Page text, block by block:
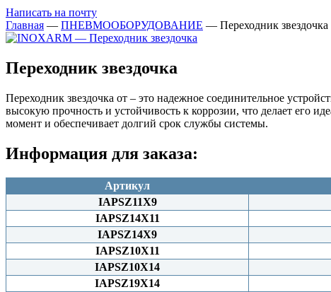
Написать на почту
Главная — ПНЕВМООБОРУДОВАНИЕ — Переходник звездочка
Переходник звездочка
Переходник звездочка от – это надежное соединительное
высокую прочность и устойчивость к коррозии, что делает его
момент и обеспечивает долгий срок службы системы.
Информация для заказа:
Артикул
IAPSZ11X9
IAPSZ14X11
IAPSZ14X9
IAPSZ10X11
IAPSZ10X14
IAPSZ19X14